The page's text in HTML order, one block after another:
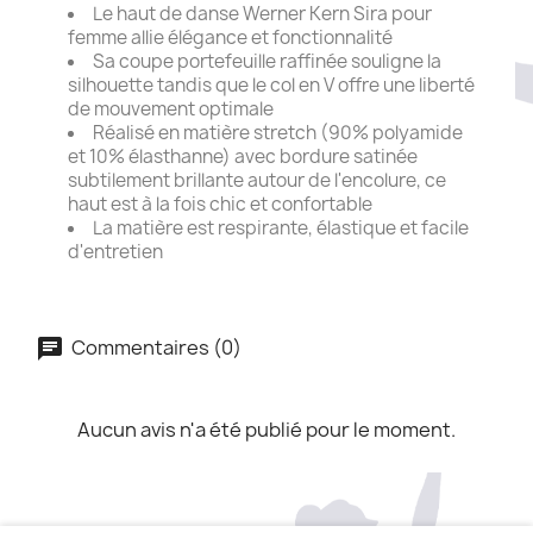
Le haut de danse Werner Kern Sira pour
femme allie élégance et fonctionnalité
Sa coupe portefeuille raffinée souligne la
silhouette tandis que le col en V offre une liberté
de mouvement optimale
Réalisé en matière stretch (90% polyamide
et 10% élasthanne) avec bordure satinée
subtilement brillante autour de l'encolure, ce
haut est à la fois chic et confortable
La matière est respirante, élastique et facile
d'entretien
Commentaires (0)
Aucun avis n'a été publié pour le moment.